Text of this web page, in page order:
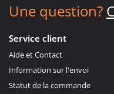
Une question?
Service client
Aide et Contact
Information sur l'envoi
Statut de la commande